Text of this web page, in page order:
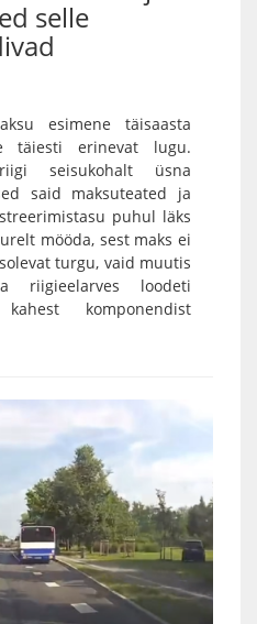
selle
esimene täisaasta
täiesti erinevat lugu.
seisukohalt üsna
said maksuteated ja
puhul läks
mööda, sest maks ei
turgu, vaid muutis
riigieelarves loodeti
kahest komponendist